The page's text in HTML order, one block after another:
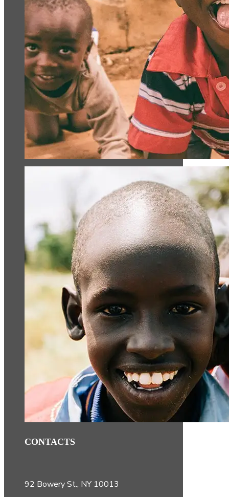
CONTACTS
92 Bowery St., NY 10013